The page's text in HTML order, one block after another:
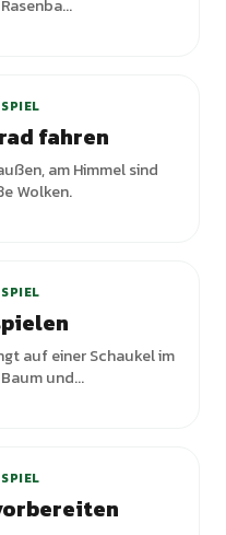
fahren
am Himmel sind
Wolken.
auf einer Schaukel im
und...